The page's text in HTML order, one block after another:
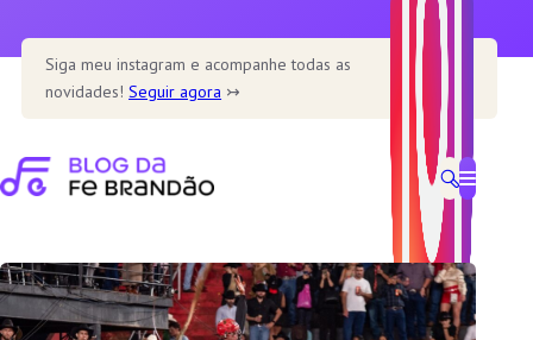
para
Siga meu instagram e acompanhe todas as
novidades!Seguir agora ↣